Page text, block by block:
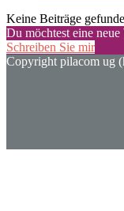
Keine Beiträge
Du möchtest eine
Schreiben Sie mir
Copyright pilacom ug